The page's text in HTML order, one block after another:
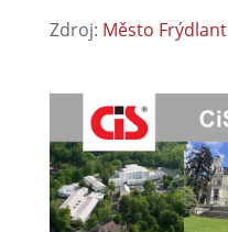
Zdroj: Město Frýdlant